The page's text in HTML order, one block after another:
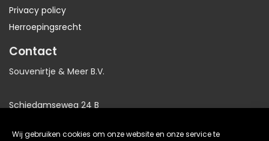
Wij gebruiken cookies om onze website en onze service te
Privacy policy
Herroepingsrecht
Contact
Souvenirtje & Meer B.V.
Schiedamseweg 24 B
Nederland